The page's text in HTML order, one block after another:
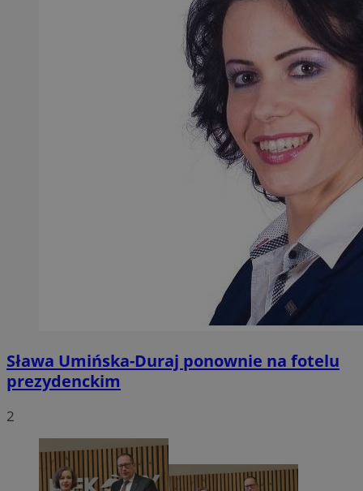
Sława Umińska-Duraj ponownie na fotelu
prezydenckim
2